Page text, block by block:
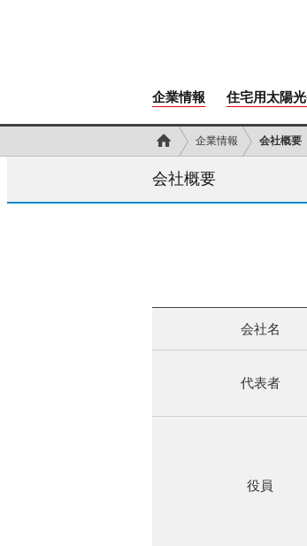
企業情報 住宅用太陽
企業情報 会社概要
会社概要
会社名
代表者
役員